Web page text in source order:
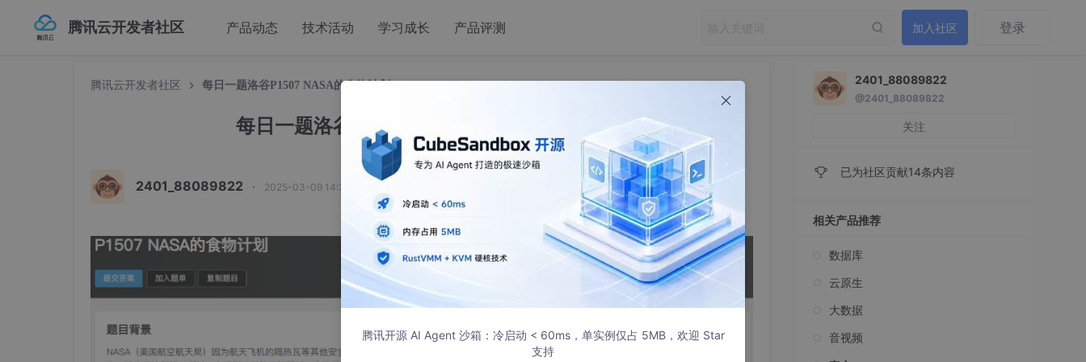
腾讯云开发者社区 产品动态 技术活动 学习成长 产品评测 加入社区 登录
腾讯云开发者社区 每日一题洛谷P1507 NASA的食物计划c++
每日一题洛谷P1507 NASA的食物计划c++
2401_88089822 · 2025-03-09 14:37:29 发布
2401_88089822
@2401_88089822
关注
已为社区贡献14条内容
相关产品推荐
数据库
云原生
大数据
音视频
腾讯开源 AI Agent 沙箱：冷启动 < 60ms，单实例仅占 5MB，欢迎 Star
支持